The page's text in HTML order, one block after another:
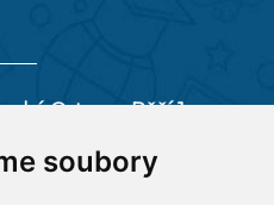
soubory
Ostrava, Pěší 1
Muglinov